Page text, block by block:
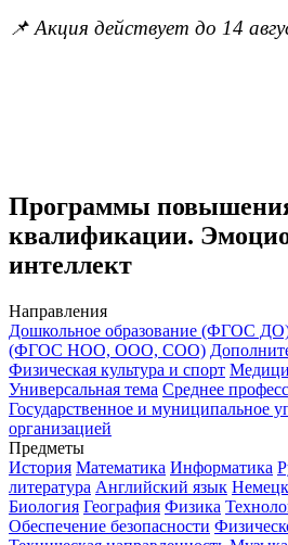
📌 Акция действует до 14
Программы
квалификации.
интеллект
Направления
Дошкольное образование (ФГОС
(ФГОС НОО, ООО, СОО)
Физическая культура и спорт
Универсальная тема Среднее
Государственное и муниципальное
организацией
Предметы
История Математика Информатика
литература Английский язык
Биология География Физика
Обеспечение безопасности